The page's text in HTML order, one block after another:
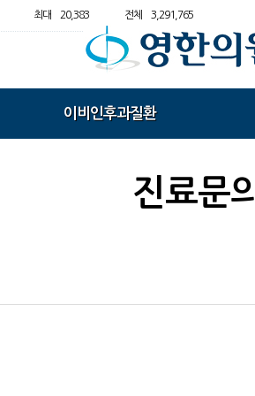
최대 20,383 전체 3,291,765
이비인후과질환
진료문의